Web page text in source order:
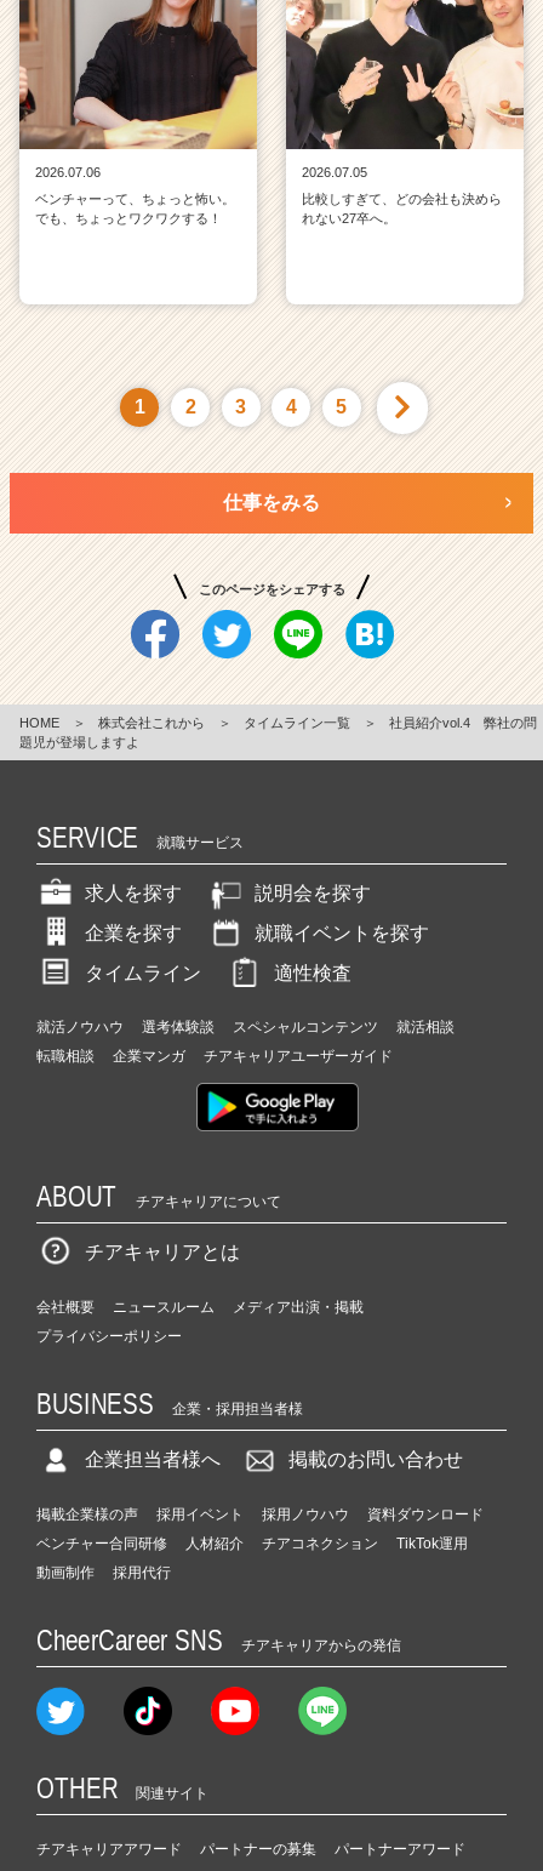
2026.07.06
ベンチャーって、ちょっと怖い。
でも、ちょっとワクワクする！
2026.07.05
比較しすぎて、どの会社も決めら
れない27卒へ。
1 2 3 4 5
仕事をみる
このページをシェアする
HOME ＞ 株式会社これから ＞ タイムライン一覧 ＞
社員紹介vol.4 弊社の問
題児が登場しますよ
SERVICE 就職サービス
求人を探す
説明会を探す
企業を探す
就職イベントを探す
タイムライン
適性検査
就活ノウハウ 選考体験談 スペシャルコンテンツ
就活相談
転職相談
企業マンガ チアキャリアユーザーガイド
ABOUT チアキャリアについて
チアキャリアとは
会社概要 ニュースルーム
メディア出演・掲載
プライバシーポリシー
BUSINESS 企業・採用担当者様
企業担当者様へ 掲載のお問い合わせ
掲載企業様の声 採用イベント 採用ノウハウ
資料ダウンロード
ベンチャー合同研修
人材紹介 チアコネクション
TikTok運用
動画制作
採用代行
CheerCareer SNS チアキャリアからの発信
OTHER 関連サイト
チアキャリアアワード パートナーの募集 パートナーアワード